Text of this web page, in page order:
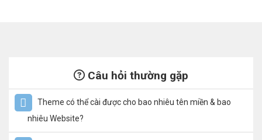
Câu hỏi thường gặp
Theme có thể cài được cho bao nhiêu tên miền & bao
nhiêu Website?